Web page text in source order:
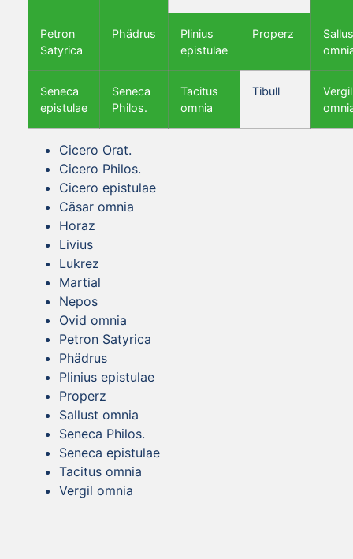
Petron
Satyrica
Phädrus
Plinius
epistulae
Properz
Seneca
epistulae
Seneca
Philos.
Tacitus
omnia
Tibull
Vergil
Cicero Orat.
Cicero Philos.
Cicero epistulae
Cäsar omnia
Horaz
Livius
Lukrez
Martial
Nepos
Ovid omnia
Petron Satyrica
Phädrus
Plinius epistulae
Properz
Sallust omnia
Seneca Philos.
Seneca epistulae
Tacitus omnia
Vergil omnia